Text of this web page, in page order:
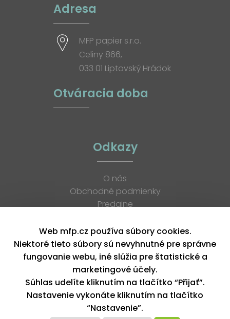
Adresa
MFP papier s.r.o.
Celiny 866,
033 01 Liptovský Hrádok
Otváracia doba
Odkazy
O nás
Obchodné podmienky
Predajne
K stiahnutiu
Blog
Kontakt
Kariéra
XML feed
Copyright © 2026, MFP paper s. r. o. | Všetky práva vyhradené
Web mfp.cz používa súbory cookies.
Niektoré tieto súbory sú nevyhnutné pre správne
fungovanie webu, iné slúžia pre štatistické a
marketingové účely.
Súhlas udelíte kliknutím na tlačítko “Přijať”.
Nastavenie vykonáte kliknutím na tlačítko
“Nastavenie”.